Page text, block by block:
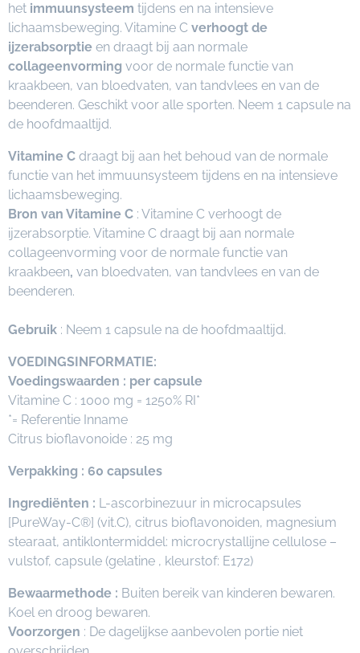
het immuunsysteem tijdens en na intensieve
lichaamsbeweging. Vitamine C verhoogt de
ijzerabsorptie en draagt bij aan normale
collageenvorming voor de normale functie van
kraakbeen, van bloedvaten, van tandvlees en van de
beenderen. Geschikt voor alle sporten. Neem 1 capsule na
de hoofdmaaltijd.
Vitamine C draagt bij aan het behoud van de normale
functie van het immuunsysteem tijdens en na intensieve
lichaamsbeweging.
Bron van Vitamine C : Vitamine C verhoogt de
ijzerabsorptie. Vitamine C draagt bij aan normale
collageenvorming voor de normale functie van
kraakbeen, van bloedvaten, van tandvlees en van de
beenderen.
Gebruik : Neem 1 capsule na de hoofdmaaltijd.
VOEDINGSINFORMATIE:
Voedingswaarden : per capsule
Vitamine C : 1000 mg = 1250% RI*
*= Referentie Inname
Citrus bioflavonoide : 25 mg
Verpakking : 60 capsules
Ingrediënten : L-ascorbinezuur in microcapsules
[PureWay-C®] (vit.C), citrus bioflavonoiden, magnesium
stearaat, antiklontermiddel: microcrystallijne cellulose –
vulstof, capsule (gelatine , kleurstof: E172)
Bewaarmethode : Buiten bereik van kinderen bewaren.
Koel en droog bewaren.
Voorzorgen : De dagelijkse aanbevolen portie niet